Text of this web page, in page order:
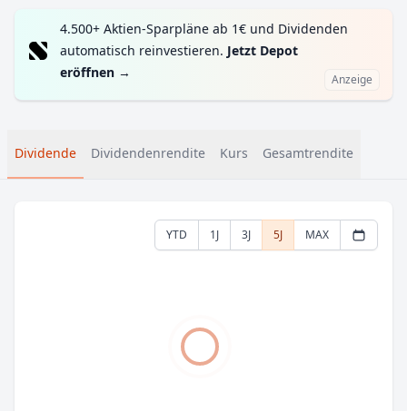
4.500+ Aktien-Sparpläne ab 1€ und Dividenden
automatisch reinvestieren. Jetzt Depot
eröffnen → Anzeige
Dividende Dividendenrendite Kurs Gesamtrendite
YTD 1J 3J 5J MAX